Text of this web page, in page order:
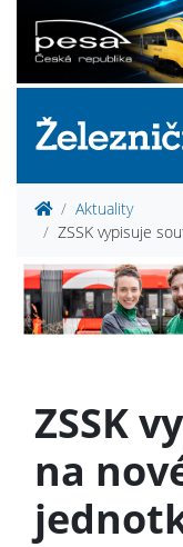
Aktuality
ZSSK vypisuje
ZSSK
na